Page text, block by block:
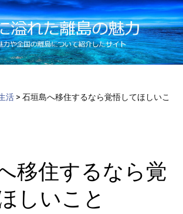
活 > 石垣島へ移住するなら覚悟してほしいこ
移住するなら覚
しいこと